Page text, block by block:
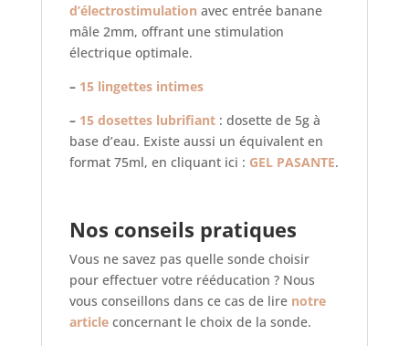
d’électrostimulation avec entrée banane
mâle 2mm, offrant une stimulation
électrique optimale.
– 15 lingettes intimes
– 15 dosettes lubrifiant : dosette de 5g à
base d’eau. Existe aussi un équivalent en
format 75ml, en cliquant ici : GEL PASANTE.
Nos conseils pratiques
Vous ne savez pas quelle sonde choisir
pour effectuer votre rééducation ? Nous
vous conseillons dans ce cas de lire notre
articleconcernant le choix de la sonde.